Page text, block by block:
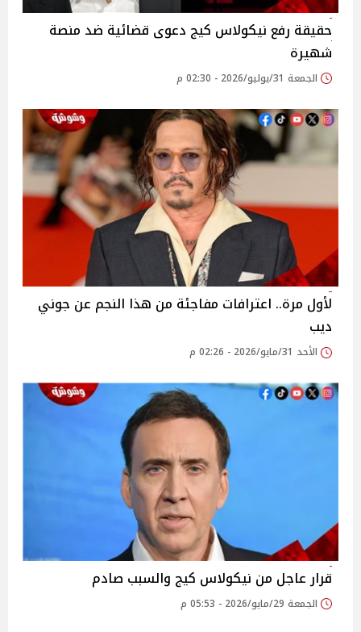
حقيقة رفع نيكولاس كيج دعوى قضائية ضد منصة
شهيرة
الجمعة 31/يوليو/2026 - 02:30 م
لأول مرة.. اعترافات مفاجئة من هذا النجم عن جوني
ديب
الأحد 31/مايو/2026 - 02:26 م
قرار عاجل من نيكولاس كيج والسبب صادم
الجمعة 29/مايو/2026 - 05:53 م